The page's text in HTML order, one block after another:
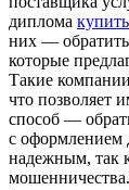
диплома
них —
которые
Такие
что позволяет
способ —
с оформлением
надежным, так